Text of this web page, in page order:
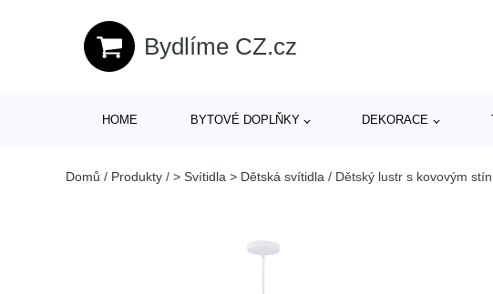
Bydlíme CZ.cz
HOME BYTOVÉ DOPLŇKY DEKORACE
Domů / Produkty / > Svítidla > Dětská svítidla / Dětský lustr s kovovým